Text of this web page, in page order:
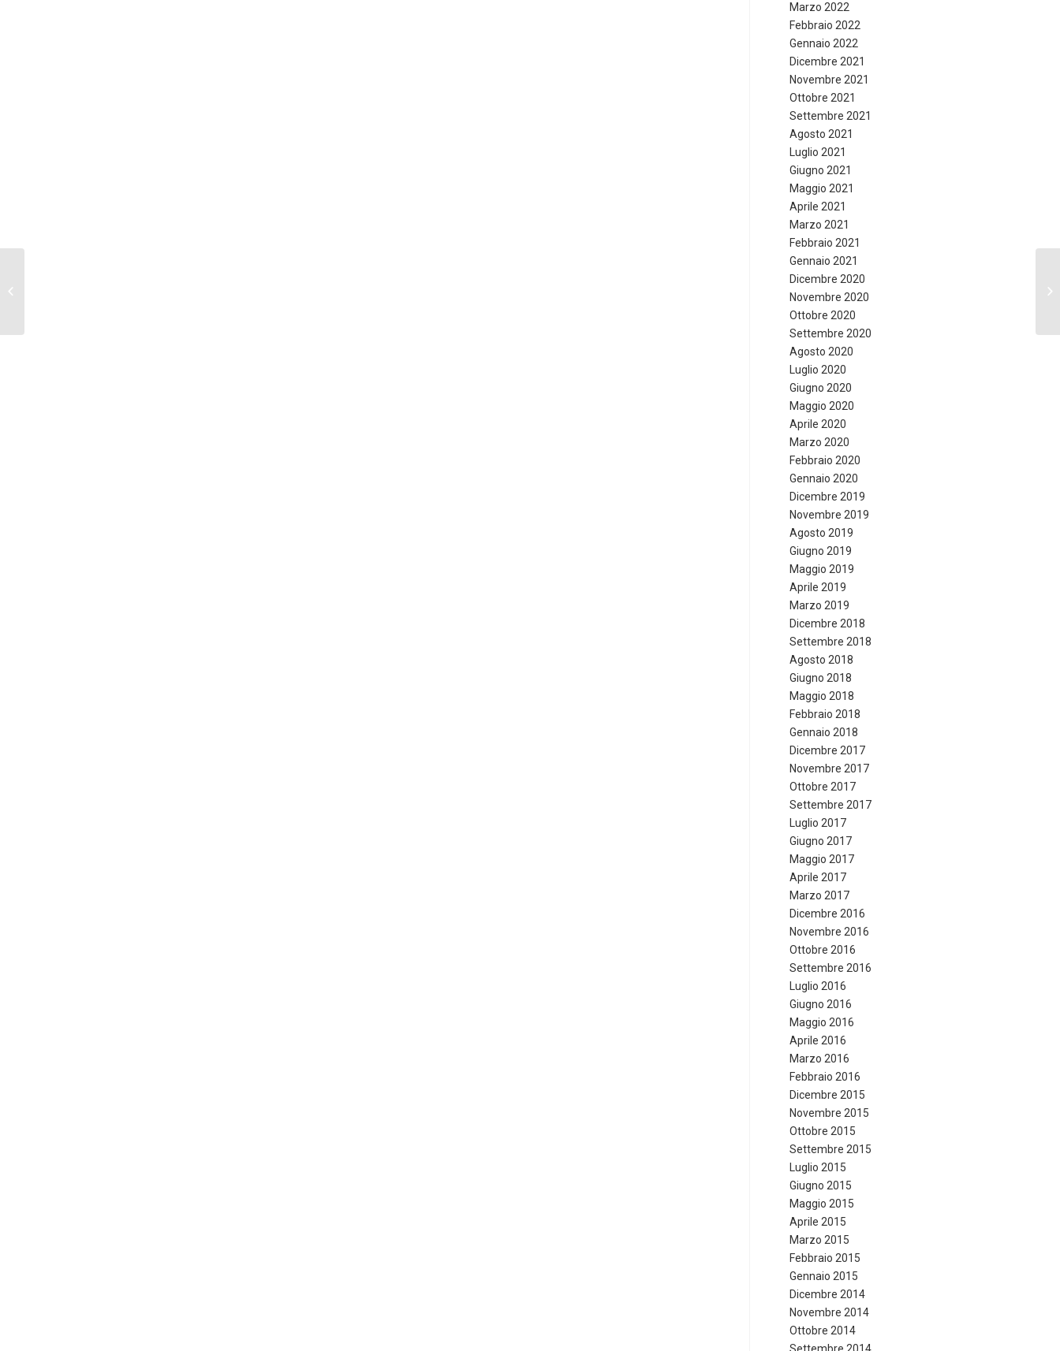
Marzo 2022
Febbraio 2022
Gennaio 2022
Dicembre 2021
Novembre 2021
Ottobre 2021
Settembre 2021
Agosto 2021
Luglio 2021
Giugno 2021
Maggio 2021
Aprile 2021
Marzo 2021
Febbraio 2021
Gennaio 2021
Dicembre 2020
Novembre 2020
Ottobre 2020
Settembre 2020
Agosto 2020
Luglio 2020
Giugno 2020
Maggio 2020
Aprile 2020
Marzo 2020
Febbraio 2020
Gennaio 2020
Dicembre 2019
Novembre 2019
Agosto 2019
Giugno 2019
Maggio 2019
Aprile 2019
Marzo 2019
Dicembre 2018
Settembre 2018
Agosto 2018
Giugno 2018
Maggio 2018
Febbraio 2018
Gennaio 2018
Dicembre 2017
Novembre 2017
Ottobre 2017
Settembre 2017
Luglio 2017
Giugno 2017
Maggio 2017
Aprile 2017
Marzo 2017
Dicembre 2016
Novembre 2016
Ottobre 2016
Settembre 2016
Luglio 2016
Giugno 2016
Maggio 2016
Aprile 2016
Marzo 2016
Febbraio 2016
Dicembre 2015
Novembre 2015
Ottobre 2015
Settembre 2015
Luglio 2015
Giugno 2015
Maggio 2015
Aprile 2015
Marzo 2015
Febbraio 2015
Gennaio 2015
Dicembre 2014
Novembre 2014
Ottobre 2014